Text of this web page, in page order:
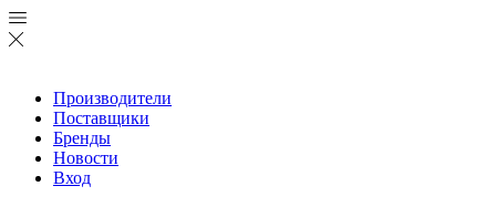
Производители
Поставщики
Бренды
Новости
Вход